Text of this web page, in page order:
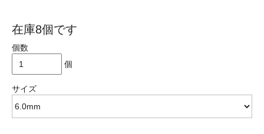
在庫8個です
個数
個
サイズ